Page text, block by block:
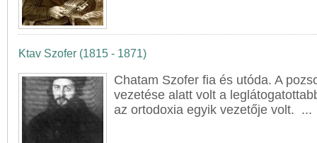
Ktav Szofer (1815 - 1871)
Chatam Szofer fia és utóda. A
vezetése alatt volt a
az ortodoxia egyik vezetője volt. ...